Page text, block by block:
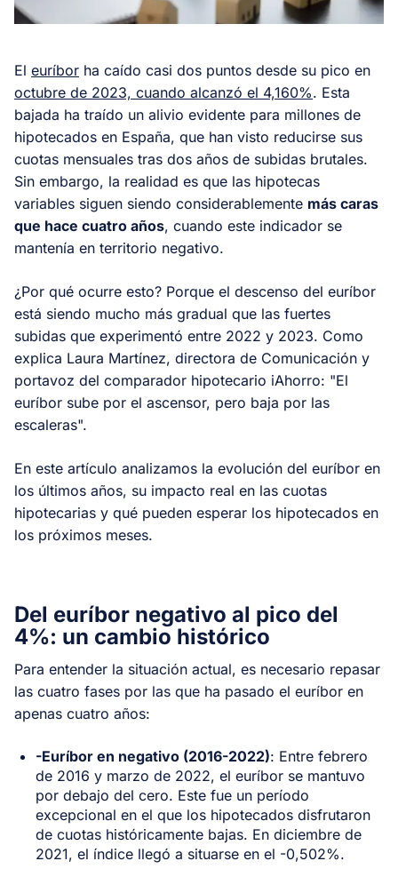
El euríbor ha caído casi dos puntos desde su pico en
octubre de 2023, cuando alcanzó el 4,160%. Esta
bajada ha traído un alivio evidente para millones de
hipotecados en España, que han visto reducirse sus
cuotas mensuales tras dos años de subidas brutales.
Sin embargo, la realidad es que las hipotecas
variables siguen siendo considerablemente más caras
que hace cuatro años, cuando este indicador se
mantenía en territorio negativo.
¿Por qué ocurre esto? Porque el descenso del euríbor
está siendo mucho más gradual que las fuertes
subidas que experimentó entre 2022 y 2023. Como
explica Laura Martínez, directora de Comunicación y
portavoz del comparador hipotecario iAhorro: "El
euríbor sube por el ascensor, pero baja por las
escaleras".
En este artículo analizamos la evolución del euríbor en
los últimos años, su impacto real en las cuotas
hipotecarias y qué pueden esperar los hipotecados en
los próximos meses.
Del euríbor negativo al pico del
4%: un cambio histórico
Para entender la situación actual, es necesario repasar
las cuatro fases por las que ha pasado el euríbor en
apenas cuatro años:
-Euríbor en negativo (2016-2022): Entre febrero
de 2016 y marzo de 2022, el euríbor se mantuvo
por debajo del cero. Este fue un período
excepcional en el que los hipotecados disfrutaron
de cuotas históricamente bajas. En diciembre de
2021, el índice llegó a situarse en el -0,502%.